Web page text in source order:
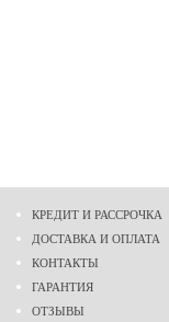
КРЕДИТ И РАССРОЧКА
ДОСТАВКА И ОПЛАТА
КОНТАКТЫ
ГАРАНТИЯ
ОТЗЫВЫ